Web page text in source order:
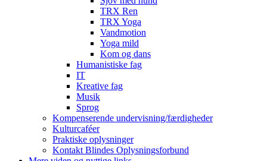
TRX Ren
TRX Yoga
Vandmotion
Yoga mild
Kom og dans
Humanistiske fag
IT
Kreative fag
Musik
Sprog
Kompenserende undervisning/færdigheder
Kulturcaféer
Praktiske oplysninger
Kontakt Blindes Oplysningsforbund